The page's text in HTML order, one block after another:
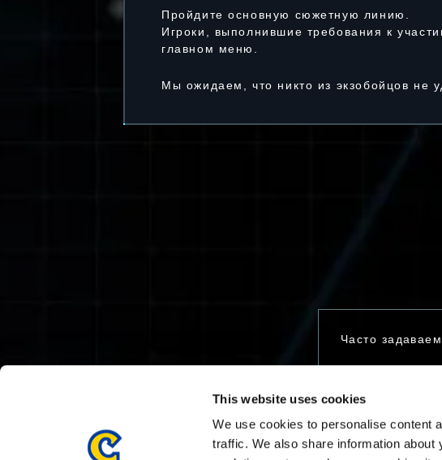
This website uses cookies
We use cookies to personalise content
traffic. We also share information
Пройдите основную сюжетную линию.
Игроки, выполнившие требования к
главном меню.
Мы ожидаем, что никто из экзобойцов не
Часто